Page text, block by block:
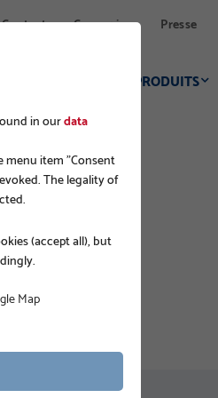
Contact Connexion Presse
PRODUITS
in ourdata
menu item "Consent
The legality of
(accept all), but
Map